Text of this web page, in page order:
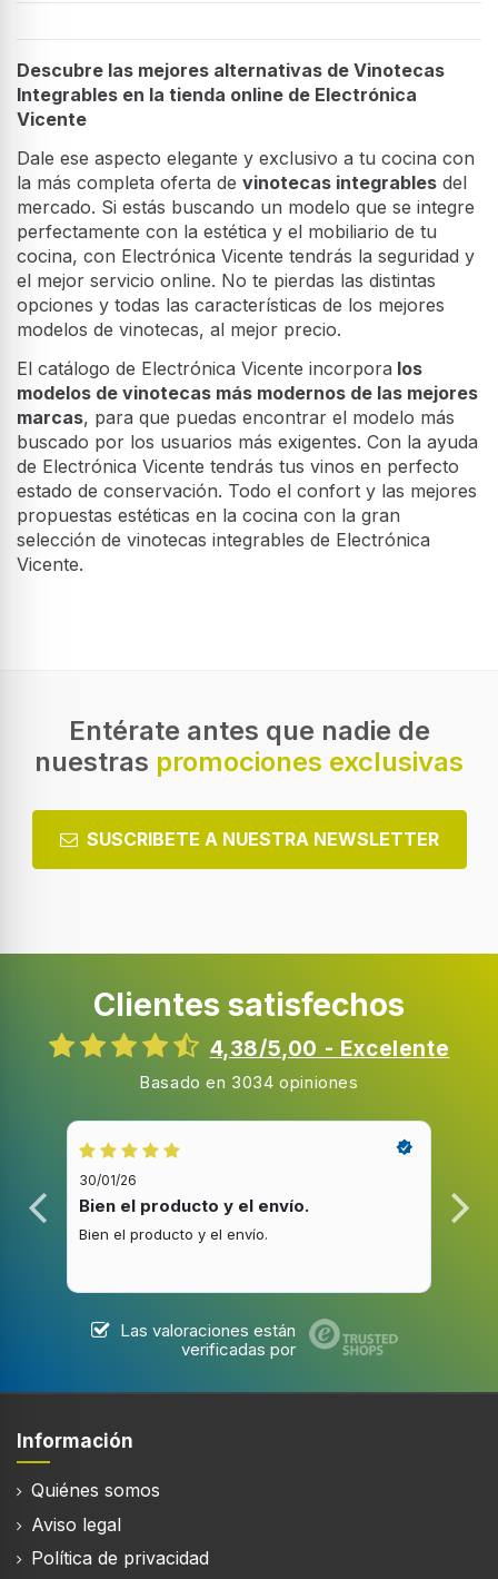
Descubre las mejores alternativas de Vinotecas
Integrables en la tienda online de Electrónica
Vicente
Dale ese aspecto elegante y exclusivo a tu cocina con
la más completa oferta de vinotecas integrables del
mercado. Si estás buscando un modelo que se integre
perfectamente con la estética y el mobiliario de tu
cocina, con Electrónica Vicente tendrás la seguridad y
el mejor servicio online. No te pierdas las distintas
opciones y todas las características de los mejores
modelos de vinotecas, al mejor precio.
El catálogo de Electrónica Vicente incorpora los
modelos de vinotecas más modernos de las mejores
marcas, para que puedas encontrar el modelo más
buscado por los usuarios más exigentes. Con la ayuda
de Electrónica Vicente tendrás tus vinos en perfecto
estado de conservación. Todo el confort y las mejores
propuestas estéticas en la cocina con la gran
selección de vinotecas integrables de Electrónica
Vicente.
Entérate antes que nadie de
nuestras promociones exclusivas
SUSCRIBETE A NUESTRA NEWSLETTER
Clientes satisfechos
4,38/5,00 - Excelente
Basado en 3034 opiniones
30/01/26
Bien el producto y el envío.
Bien el producto y el envío.
Las valoraciones están
verificadas por
Información
Quiénes somos
Aviso legal
Política de privacidad